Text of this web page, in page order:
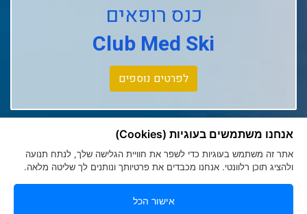
Club Med La Rosiere
Club Med Tignes
Club Med Seychelles
כנס רופאים
Club Med Ski
לפרטים נוספים
אנחנו משתמשים בעוגיות (Cookies)
אתר זה משתמש בעוגיות כדי לשפר את חוויית הגלישה שלך, לנתח תנועה
ולהציג תוכן רלוונטי. אנחנו מכבדים את פרטיותך ונותנים לך שליטה מלאה.
אישור הכל